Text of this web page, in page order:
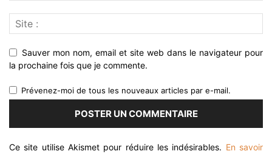
Sauver mon nom, email et site web dans le navigateur pour
la prochaine fois que je commente.
Prévenez-moi de tous les nouveaux articles par e-mail.
Ce site utilise Akismet pour réduire les indésirables. En savoir